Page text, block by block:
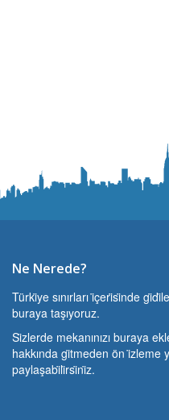
Ne Nerede?
Türki̇ye sınırları i̇çeri̇si̇nde
buraya taşıyoruz.
Si̇zlerde mekanınızı buraya
hakkında gi̇tmeden ön i̇zleme
paylaşabi̇li̇rsi̇ni̇z.